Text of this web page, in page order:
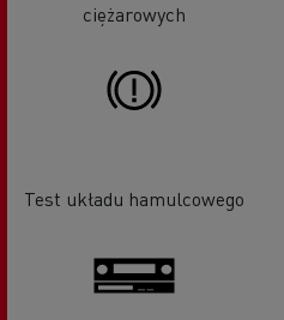
ciężarowych
Test układu hamulcowego